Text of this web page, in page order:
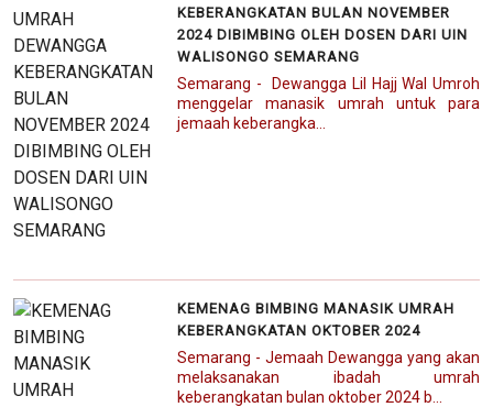
KEBERANGKATAN BULAN NOVEMBER
2024 DIBIMBING OLEH DOSEN DARI UIN
WALISONGO SEMARANG
Semarang - Dewangga Lil Hajj Wal Umroh
menggelar manasik umrah untuk para
jemaah keberangka...
KEMENAG BIMBING MANASIK UMRAH
KEBERANGKATAN OKTOBER 2024
Semarang - Jemaah Dewangga yang akan
melaksanakan ibadah umrah
keberangkatan bulan oktober 2024 b...